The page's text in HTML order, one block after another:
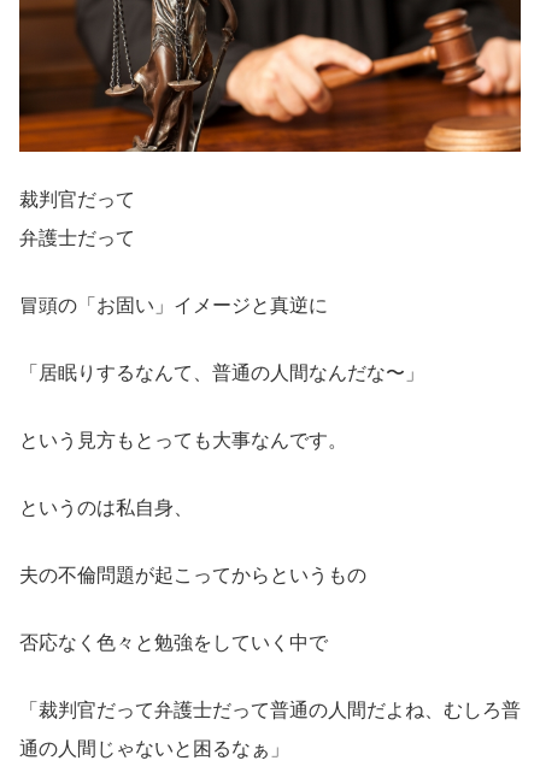
裁判官だって
弁護士だって
冒頭の「お固い」イメージと真逆に
「居眠りするなんて、普通の人間なんだな〜」
という見方もとっても大事なんです。
というのは私自身、
夫の不倫問題が起こってからというもの
否応なく色々と勉強をしていく中で
「裁判官だって弁護士だって普通の人間だよね、むしろ普
通の人間じゃないと困るなぁ」